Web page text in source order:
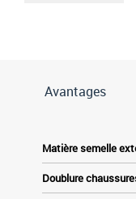
Avantages
Matière semelle
Doublure